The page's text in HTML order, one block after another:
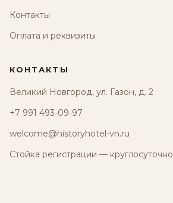
Контакты
Оплата и реквизиты
КОНТАКТЫ
Великий Новгород, ул. Газон, д. 2
+7 991 493-09-97
welcome@historyhotel-vn.ru
Стойка регистрации — круглосуточно